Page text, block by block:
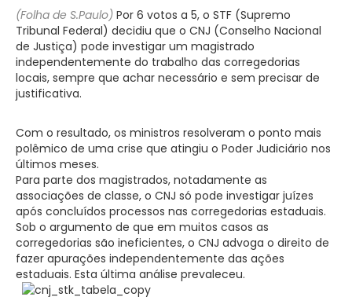
(Folha de S.Paulo) Por 6 votos a 5, o STF (Supremo
Tribunal Federal) decidiu que o CNJ (Conselho Nacional
de Justiça) pode investigar um magistrado
independentemente do trabalho das corregedorias
locais, sempre que achar necessário e sem precisar de
justificativa.
Com o resultado, os ministros resolveram o ponto mais
polêmico de uma crise que atingiu o Poder Judiciário nos
últimos meses.
Para parte dos magistrados, notadamente as
associações de classe, o CNJ só pode investigar juízes
após concluídos processos nas corregedorias estaduais.
Sob o argumento de que em muitos casos as
corregedorias são ineficientes, o CNJ advoga o direito de
fazer apurações independentemente das ações
estaduais. Esta última análise prevaleceu.